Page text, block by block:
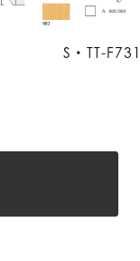
S・TT-